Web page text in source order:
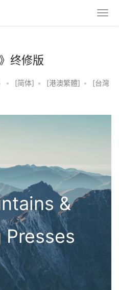
终修版
• [简体] • [港澳繁體] •
[台灣
&